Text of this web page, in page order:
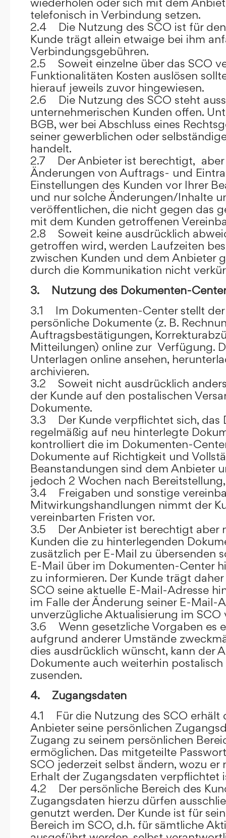
telefonisch in Verbindung setzen.
2.4 Die Nutzung des SCO ist für den
Kunde trägt allein etwaige bei ihm
Verbindungsgebühren.
2.5 Soweit einzelne über das SCO
Funktionalitäten Kosten auslösen
hierauf jeweils zuvor hingewiesen.
2.6 Die Nutzung des SCO steht
unternehmerischen Kunden offen.
BGB, wer bei Abschluss eines
seiner gewerblichen oder
handelt.
2.7 Der Anbieter ist berechtigt,
Änderungen von Auftrags- und
Einstellungen des Kunden vor Ihrer
und nur solche Änderungen/Inhalte
veröffentlichen, die nicht gegen das
mit dem Kunden getroffenen
2.8 Soweit keine ausdrücklich
getroffen wird, werden Laufzeiten
zwischen Kunden und dem Anbieter
durch die Kommunikation nicht
3. Nutzung des Dokumenten-
3.1 Im Dokumenten-Center stellt
persönliche Dokumente (z. B.
Auftragsbestätigungen,
Mitteilungen) online zur Verfügung.
Unterlagen online ansehen,
archivieren.
3.2 Soweit nicht ausdrücklich
der Kunde auf den postalischen
Dokumente.
3.3 Der Kunde verpflichtet sich, das
regelmäßig auf neu hinterlegte
kontrolliert die im Dokumenten-
Dokumente auf Richtigkeit und
Beanstandungen sind dem Anbieter
jedoch 2 Wochen nach
3.4 Freigaben und sonstige
Mitwirkungshandlungen nimmt der
vereinbarten Fristen vor.
3.5 Der Anbieter ist berechtigt aber
Kunden die zu hinterlegenden
zusätzlich per E-Mail zu übersenden
E-Mail über im Dokumenten-Center
zu informieren. Der Kunde trägt
SCO seine aktuelle E-Mail-Adresse
im Falle der Änderung seiner E-Mail-
unverzügliche Aktualisierung im SCO
3.6 Wenn gesetzliche Vorgaben es
aufgrund anderer Umstände
dies ausdrücklich wünscht, kann der
Dokumente auch weiterhin
zusenden.
4. Zugangsdaten
4.1 Für die Nutzung des SCO erhält
Anbieter seine persönlichen
Zugang zu seinem persönlichen
ermöglichen. Das mitgeteilte
SCO jederzeit selbst ändern, wozu er
Erhalt der Zugangsdaten verpflichtet
4.2 Der persönliche Bereich des
Zugangsdaten hierzu dürfen
genutzt werden. Der Kunde ist für
Bereich im SCO, d.h. für sämtliche